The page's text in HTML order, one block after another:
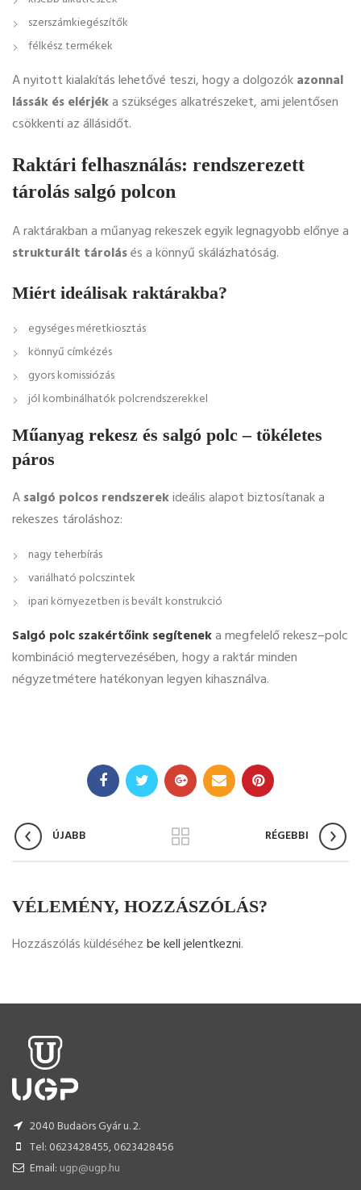
szerszámkiegészítők
félkész termékek
A nyitott kialakítás lehetővé teszi, hogy a dolgozókazonnal
lássák és elérjéka szükséges alkatrészeket, ami jelentősen
csökkenti az állásidőt.
Raktári felhasználás: rendszerezett
tárolás salgó polcon
A raktárakban a műanyag rekeszek egyik legnagyobb előnye a
strukturált tárolásés a könnyű skálázhatóság.
Miért ideálisak raktárakba?
egységes méretkiosztás
könnyű címkézés
gyors komissiózás
jól kombinálhatók polcrendszerekkel
Műanyag rekesz és salgó polc – tökéletes
páros
Asalgó polcos rendszerekideális alapot biztosítanak a
rekeszes tároláshoz:
nagy teherbírás
variálható polcszintek
ipari környezetben is bevált konstrukció
Salgó polc szakértőink segíteneka megfelelő rekesz–polc
kombináció megtervezésében, hogy a raktár minden
négyzetmétere hatékonyan legyen kihasználva.
ÚJABB RÉGEBBI
VÉLEMÉNY, HOZZÁSZÓLÁS?
Hozzászólás küldéséhezbe kell jelentkezni.
2040 Budaörs Gyár u. 2.
Tel: 0623428455, 0623428456
Email: ugp@ugp.hu